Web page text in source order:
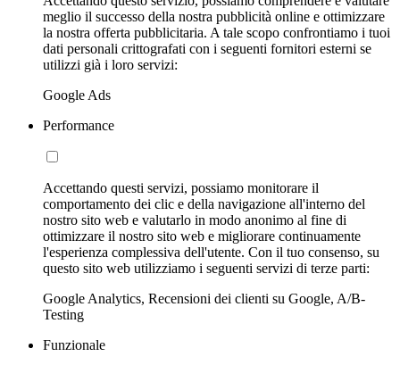
meglio il successo della nostra pubblicità online e ottimizzare
la nostra offerta pubblicitaria. A tale scopo confrontiamo i tuoi
dati personali crittografati con i seguenti fornitori esterni se
utilizzi già i loro servizi:
Google Ads
Performance
Accettando questi servizi, possiamo monitorare il
comportamento dei clic e della navigazione all'interno del
nostro sito web e valutarlo in modo anonimo al fine di
ottimizzare il nostro sito web e migliorare continuamente
l'esperienza complessiva dell'utente. Con il tuo consenso, su
questo sito web utilizziamo i seguenti servizi di terze parti:
Google Analytics, Recensioni dei clienti su Google, A/B-
Testing
Funzionale